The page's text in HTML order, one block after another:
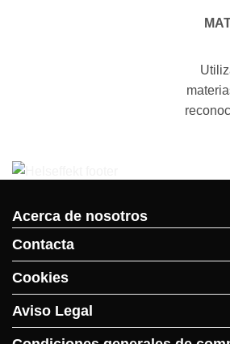
Acerca de nosotros
Contacta
Cookies
Aviso Legal